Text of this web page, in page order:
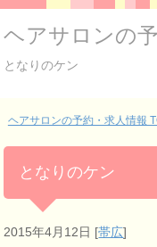
ヘアサロンの
となりのケン
ヘアサロンの予約・求人情報
となりのケン
2015年4月12日 [帯広]